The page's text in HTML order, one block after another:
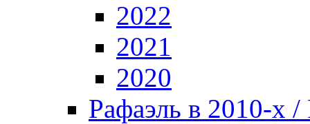
2022
2021
2020
Рафаэль в 2010-х /